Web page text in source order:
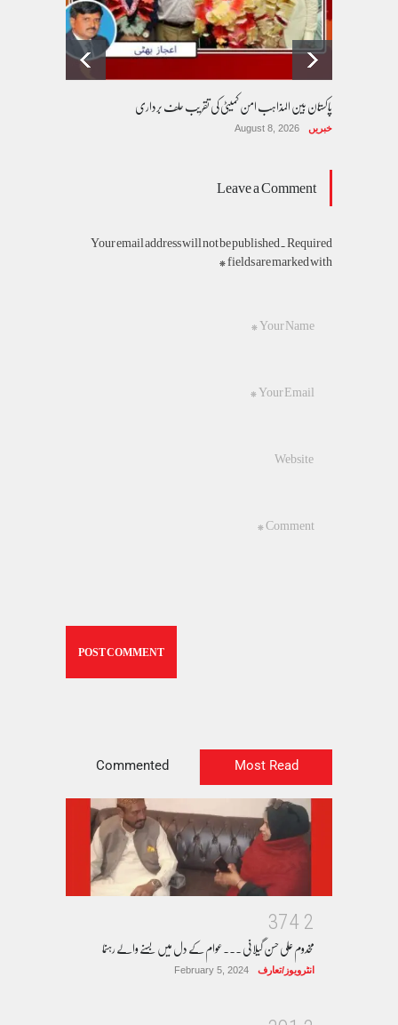
پاکستان بین المذاہب امن کمیٹی کی تقریب حلف برداری
خبریں August 8, 2026
Leave a Comment
Your email address will not be published. Required
fields are marked with *
Most Read
Commented
2
4
7
3
مخدوم علی حسن گیلانی ۔۔۔عوام کے دل میں بسنے والے رہنما
انٹرویوز/تعارف February 5, 2024